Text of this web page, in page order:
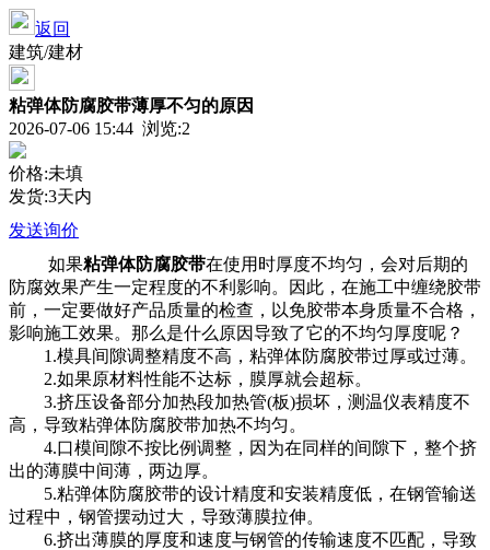
返回
建筑/建材
粘弹体防腐胶带薄厚不匀的原因
2026-07-06 15:44 浏览:2
价格:未填
发货:3天内
发送询价
如果粘弹体防腐胶带在使用时厚度不均匀，会对后期的
防腐效果产生一定程度的不利影响。因此，在施工中缠绕胶带
前，一定要做好产品质量的检查，以免胶带本身质量不合格，
影响施工效果。那么是什么原因导致了它的不均匀厚度呢？
1.模具间隙调整精度不高，粘弹体防腐胶带过厚或过薄。
2.如果原材料性能不达标，膜厚就会超标。
3.挤压设备部分加热段加热管(板)损坏，测温仪表精度不
高，导致粘弹体防腐胶带加热不均匀。
4.口模间隙不按比例调整，因为在同样的间隙下，整个挤
出的薄膜中间薄，两边厚。
5.粘弹体防腐胶带的设计精度和安装精度低，在钢管输送
过程中，钢管摆动过大，导致薄膜拉伸。
6.挤出薄膜的厚度和速度与钢管的传输速度不匹配，导致